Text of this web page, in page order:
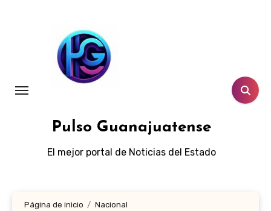
Pulso Guanajuatense
El mejor portal de Noticias del Estado
Página de inicio
Nacional